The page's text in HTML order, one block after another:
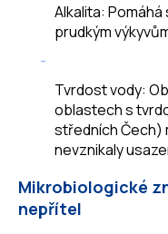
Alkalita:
prudkým
Tvrdost vody:
oblastech s
středních Čech)
nevznikaly
Mikrobiologické
nepřítel